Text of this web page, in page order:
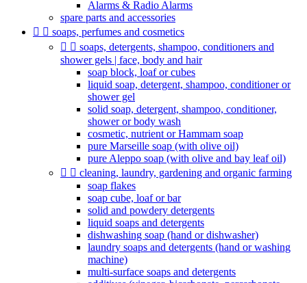
Alarms & Radio Alarms
spare parts and accessories
  soaps, perfumes and cosmetics
  soaps, detergents, shampoo, conditioners and
shower gels | face, body and hair
soap block, loaf or cubes
liquid soap, detergent, shampoo, conditioner or
shower gel
solid soap, detergent, shampoo, conditioner,
shower or body wash
cosmetic, nutrient or Hammam soap
pure Marseille soap (with olive oil)
pure Aleppo soap (with olive and bay leaf oil)
  cleaning, laundry, gardening and organic farming
soap flakes
soap cube, loaf or bar
solid and powdery detergents
liquid soaps and detergents
dishwashing soap (hand or dishwasher)
laundry soaps and detergents (hand or washing
machine)
multi-surface soaps and detergents